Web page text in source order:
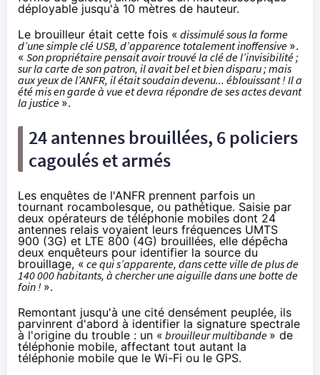
déployable jusqu'à 10 mètres de hauteur.
Le brouilleur était cette fois « dissimulé sous la forme
d’une simple clé USB, d’apparence totalement inoffensive ».
« Son propriétaire pensait avoir trouvé la clé de l’invisibilité ;
sur la carte de son patron, il avait bel et bien disparu ; mais
aux yeux de l’ANFR, il était soudain devenu... éblouissant ! Il a
été mis en garde à vue et devra répondre de ses actes devant
la justice ».
24 antennes brouillées, 6 policiers
cagoulés et armés
Les enquêtes de l'ANFR prennent parfois un
tournant rocambolesque, ou pathétique. Saisie par
deux opérateurs de téléphonie mobiles dont 24
antennes relais voyaient leurs fréquences UMTS
900 (3G) et LTE 800 (4G) brouillées, elle dépêcha
deux enquêteurs pour identifier la source du
brouillage, « ce qui s’apparente, dans cette ville de plus de
140 000 habitants, à chercher une aiguille dans une botte de
foin ! ».
Remontant jusqu'à une cité densément peuplée, ils
parvinrent d'abord à identifier la signature spectrale
à l'origine du trouble : un « brouilleur multibande » de
téléphonie mobile, affectant tout autant la
téléphonie mobile que le Wi-Fi ou le GPS.